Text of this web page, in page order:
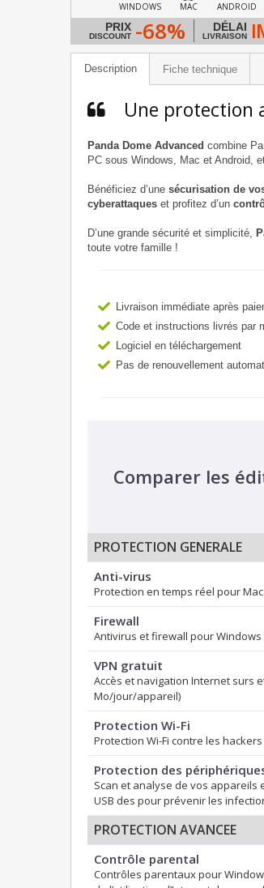
WINDOWS MAC ANDROID
PRIX
DISCOUNT -68% DÉLAI
LIVRAISON
Description Fiche technique
Une protection
Panda Dome Advanced combine
PC sous Windows, Mac et Android,
Bénéficiez d’une sécurisation de
cyberattaques et profitez d’un
D’une grande sécurité et simplicité,
toute votre famille !
Livraison immédiate après
Code et instructions livrés par
Logiciel en téléchargement
Pas de renouvellement
Comparer les
PROTECTION GENERALE
Anti-virus
Protection en temps réel pour
Firewall
Antivirus et firewall pour Windows
VPN gratuit
Accès et navigation Internet surs
Mo/jour/appareil)
Protection Wi-Fi
Protection Wi-Fi contre les hackers
Protection des
Scan et analyse de vos appareils
USB des pour prévenir les
PROTECTION AVANCEE
Contrôle parental
Contrôles parentaux pour